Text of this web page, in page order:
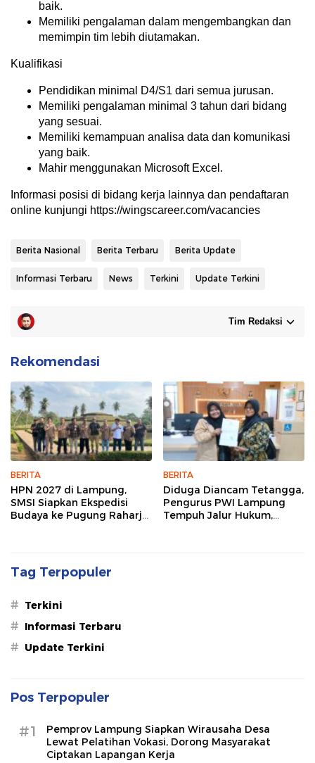
baik.
Memiliki pengalaman dalam mengembangkan dan
memimpin tim lebih diutamakan.
Kualifikasi
Pendidikan minimal D4/S1 dari semua jurusan.
Memiliki pengalaman minimal 3 tahun dari bidang
yang sesuai.
Memiliki kemampuan analisa data dan komunikasi
yang baik.
Mahir menggunakan Microsoft Excel.
Informasi posisi di bidang kerja lainnya dan pendaftaran
online kunjungi https://wingscareer.com/vacancies
Berita Nasional Berita Terbaru Berita Update
Informasi Terbaru News Terkini Update Terkini
Tim Redaksi
Rekomendasi
BERITA
HPN 2027 di Lampung,
SMSI Siapkan Ekspedisi
Budaya ke Pugung Raharjo
BERITA
Diduga Diancam Tetangga,
Pengurus PWI Lampung
Tempuh Jalur Hukum,
Tag Terpopuler
# Terkini
# Informasi Terbaru
# Update Terkini
Pos Terpopuler
#1
Pemprov Lampung Siapkan Wirausaha Desa
Lewat Pelatihan Vokasi, Dorong Masyarakat
Ciptakan Lapangan Kerja